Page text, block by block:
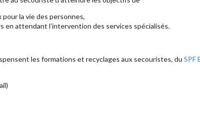
la vie des personnes,
en attendant l’intervention des services spécialisés.
les formations et recyclages aux secouristes, du SPF